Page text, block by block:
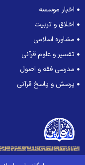
اخبار موسسه
اخلاق و تربیت
مشاوره اسلامی
تفسیر و علوم قرآنی
مدرسی فقه و اصول
پرسش و پاسخ قرآنی